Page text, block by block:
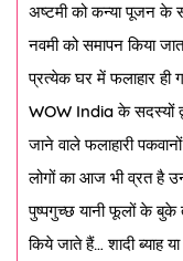
अष्टमी को कन्या पूजन के
नवमी को समापन किया
प्रत्येक घर में फलाहार ही
WOW India के सदस्यों
जाने वाले फलाहारी
लोगों का आज भी व्रत है
पुष्पगुच्छ यानी फूलों के बुके
किये जाते हैं… शादी ब्याह